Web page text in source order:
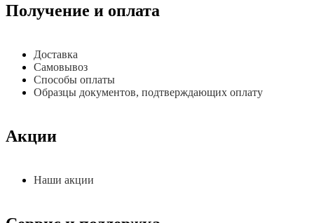
Получение и оплата
Доставка
Самовывоз
Способы оплаты
Образцы документов, подтверждающих оплату
Акции
Наши акции